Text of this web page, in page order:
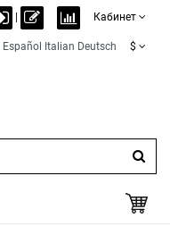
Кабинет
Español Italian Deutsch $